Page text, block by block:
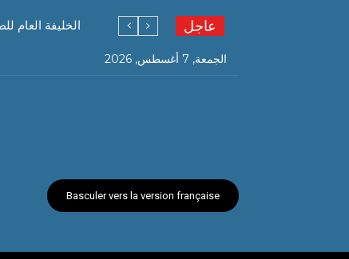
عاجل الخليفة العام
الجمعة, 7 أغسطس, 2026
Basculer vers la version française